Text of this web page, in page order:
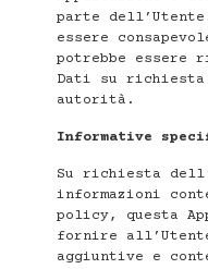
parte
essere
potrebbe
Dati su richiesta
autorità.
Informative
Su richiesta
informazioni
policy, questa
fornire
aggiuntive e